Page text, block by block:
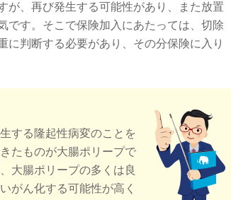
が、再び発生する可能性があり、また放置
です。そこで保険加入にあたっては、切除
に判断する必要があり、その分保険に入り
する隆起性病変のことを
たものが大腸ポリープで
大腸ポリープの多くは良
がん化する可能性が高く